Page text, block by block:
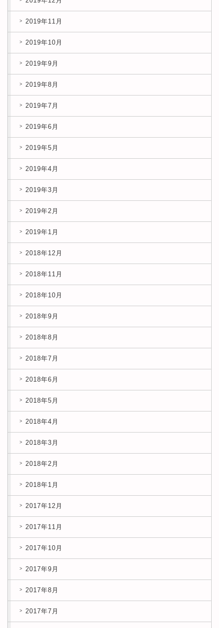
2019年11月
2019年10月
2019年9月
2019年8月
2019年7月
2019年6月
2019年5月
2019年4月
2019年3月
2019年2月
2019年1月
2018年12月
2018年11月
2018年10月
2018年9月
2018年8月
2018年7月
2018年6月
2018年5月
2018年4月
2018年3月
2018年2月
2018年1月
2017年12月
2017年11月
2017年10月
2017年9月
2017年8月
2017年7月